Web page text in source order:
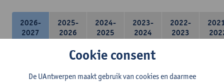
2026-
2027
2025-
2026
2024-
2025
2023-
2024
2022-
2023
- Optie A : je kiest twee vakdidactieken
Cookie consent
De UAntwerpen maakt gebruik van cookies en daarmee